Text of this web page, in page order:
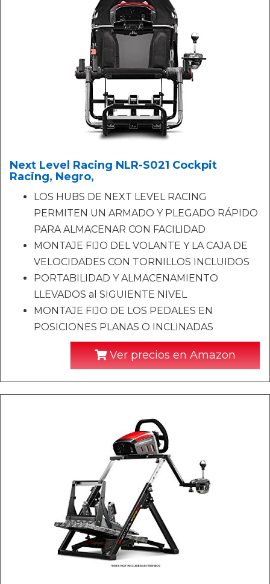
Next Level Racing NLR-S021 Cockpit
Racing, Negro,
LOS HUBS DE NEXT LEVEL RACING
PERMITEN UN ARMADO Y PLEGADO RÁPIDO
PARA ALMACENAR CON FACILIDAD
MONTAJE FIJO DEL VOLANTE Y LA CAJA DE
VELOCIDADES CON TORNILLOS INCLUIDOS
PORTABILIDAD Y ALMACENAMIENTO
LLEVADOS al SIGUIENTE NIVEL
MONTAJE FIJO DE LOS PEDALES EN
POSICIONES PLANAS O INCLINADAS
Ver precios en Amazon